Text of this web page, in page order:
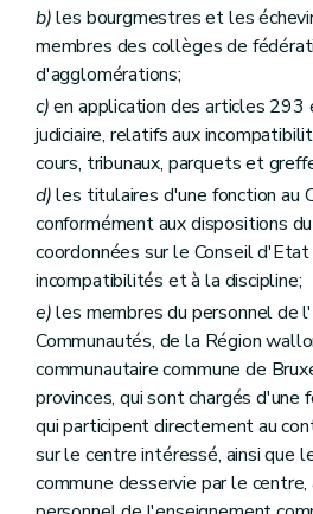
b)les bourgmestres et les
membres des collèges de
d'agglomérations;
c)en application des articles 293
judiciaire, relatifs aux
cours, tribunaux, parquets et
d)les titulaires d'une fonction au
conformément aux dispositions
coordonnées sur le Conseil
incompatibilités et à la discipline;
e)les membres du personnel de
Communautés, de la Région
communautaire commune de
provinces, qui sont chargés
qui participent directement au
sur le centre intéressé, ainsi que
commune desservie par le